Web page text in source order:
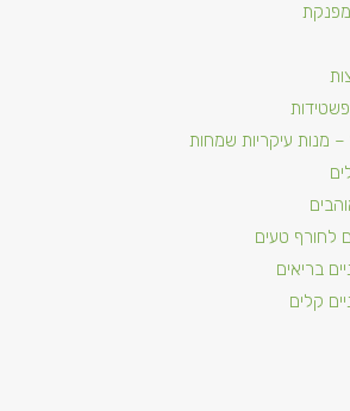
מנות עיקריות שמחות
לחורף טעים
בריאים
קלים